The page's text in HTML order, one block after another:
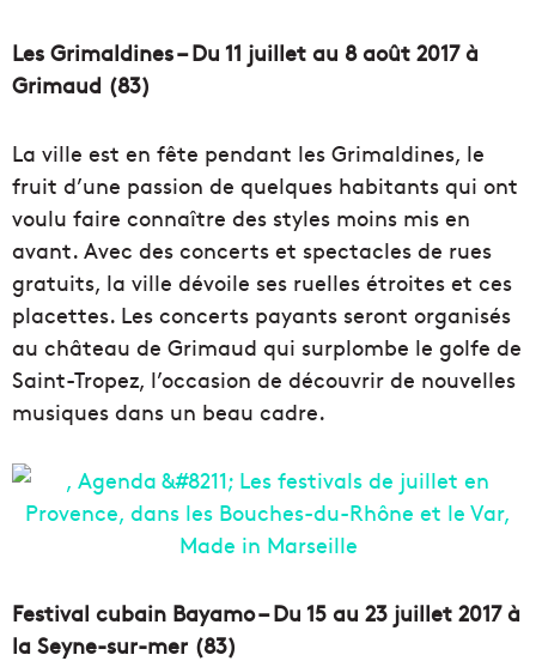
Les Grimaldines – Du 11 juillet au 8 août 2017 à
Grimaud (83)
La ville est en fête pendant les Grimaldines, le
fruit d’une passion de quelques habitants qui ont
voulu faire connaître des styles moins mis en
avant. Avec des concerts et spectacles de rues
gratuits, la ville dévoile ses ruelles étroites et ces
placettes. Les concerts payants seront organisés
au château de Grimaud qui surplombe le golfe de
Saint-Tropez, l’occasion de découvrir de nouvelles
musiques dans un beau cadre.
Festival cubain Bayamo – Du 15 au 23 juillet 2017 à
la Seyne-sur-mer (83)